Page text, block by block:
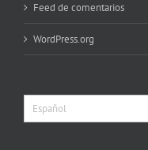
Feed de comentarios
WordPress.org
Español